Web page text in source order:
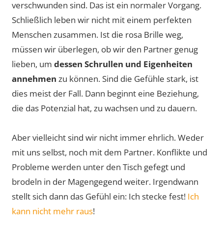
verschwunden sind. Das ist ein normaler Vorgang.
Schließlich leben wir nicht mit einem perfekten
Menschen zusammen. Ist die rosa Brille weg,
müssen wir überlegen, ob wir den Partner genug
lieben, um dessen Schrullen und Eigenheiten
annehmen zu können. Sind die Gefühle stark, ist
dies meist der Fall. Dann beginnt eine Beziehung,
die das Potenzial hat, zu wachsen und zu dauern.
Aber vielleicht sind wir nicht immer ehrlich. Weder
mit uns selbst, noch mit dem Partner. Konflikte und
Probleme werden unter den Tisch gefegt und
brodeln in der Magengegend weiter. Irgendwann
stellt sich dann das Gefühl ein: Ich stecke fest! Ich
kann nicht mehr raus!